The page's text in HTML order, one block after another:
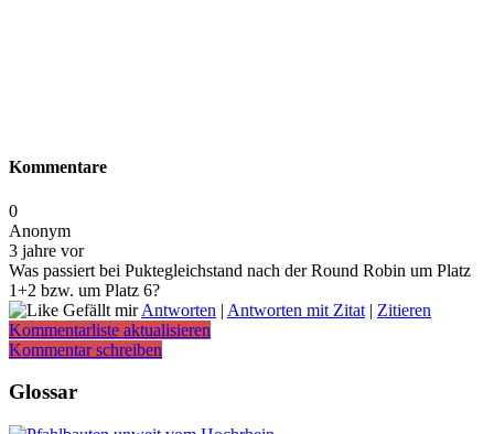
Kommentare
0
Anonym
3 jahre vor
Was passiert bei Puktegleichstand nach der Round Robin um Platz
1+2 bzw. um Platz 6?
Gefällt mirAntworten | Antworten mit Zitat | Zitieren
Kommentarliste aktualisieren
Kommentar schreiben
Glossar